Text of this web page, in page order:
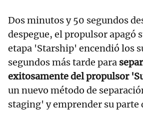
Dos minutos y 50 segundos
despegue, el propulsor apagó
etapa 'Starship' encendió los
segundos más tarde para
exitosamente del propulsor
un nuevo método de
staging' y emprender su parte